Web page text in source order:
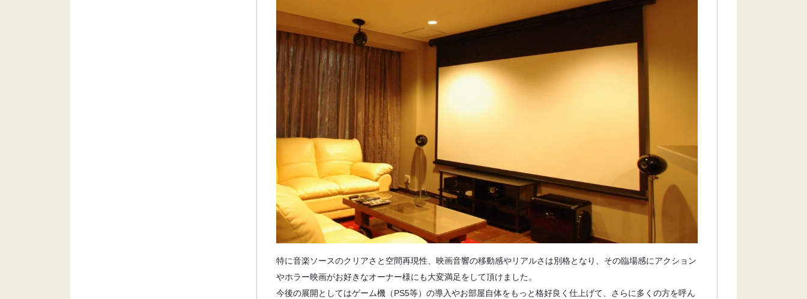
特に音楽ソースのクリアさと空間再現性、映画音響の移動感やリアルさは別格となり、その臨場感にアクション
やホラー映画がお好きなオーナー様にも大変満足をして頂けました。
今後の展開としてはゲーム機（PS5等）の導入やお部屋自体をもっと格好良く仕上げて、さらに多くの方を呼ん